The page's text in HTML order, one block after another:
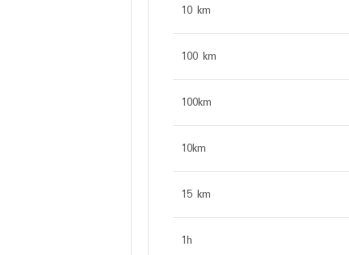
10 km
100 km
100km
10km
15 km
1h